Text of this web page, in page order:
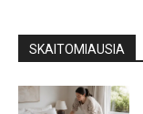
SKAITOMIAUSIA